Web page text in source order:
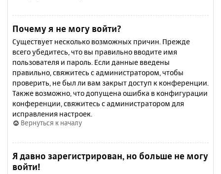
Почему я не могу войти?
Существует несколько возможных причин. Прежде
всего убедитесь, что вы правильно вводите имя
пользователя и пароль. Если данные введены
правильно, свяжитесь с администратором, чтобы
проверить, не был ли вам закрыт доступ к конференции.
Также возможно, что допущена ошибка в конфигурации
конференции, свяжитесь с администратором для
исправления настроек.
Вернуться к началу
Я давно зарегистрирован, но больше не могу
войти!